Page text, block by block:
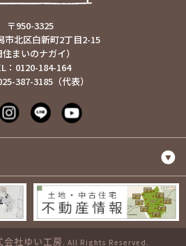
〒950-3325
市北区白新町2丁目2-15
住まいのナガイ）
：0120-184-164
387-3185（代表）
会社ゆい工房 . All Rights Reserved.